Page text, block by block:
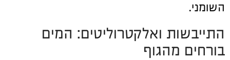
השומני.
התייבשות ואלקטרוליטים: המים
בורחים מהגוף